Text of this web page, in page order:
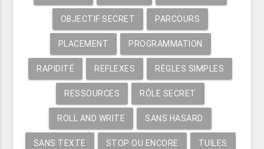
OBJECTIF SECRET PARCOURS
PLACEMENT PROGRAMMATION
RAPIDITÉ REFLEXES RÈGLES SIMPLES
RESSOURCES RÔLE SECRET
ROLL AND WRITE SANS HASARD
SANS TEXTE STOP OU ENCORE TUILES